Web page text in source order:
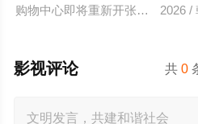
购物中心即将重新开张！郑进湾
2026 /
共0
影视评论